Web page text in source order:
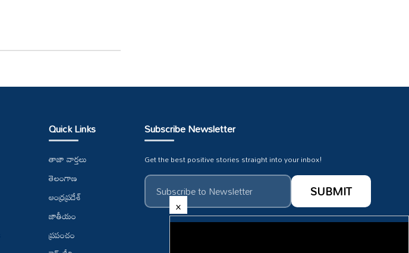
Quick Links
తాజా వార్తలు
తెలంగాణ
ఆంధ్రప్రదేశ్
జాతీయం
ప్రపంచం
Subscribe Newsletter
Get the best positive stories straight into your inbox!
×